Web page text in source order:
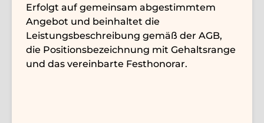
Erfolgt auf gemeinsam abgestimmtem
Angebot und beinhaltet die
Leistungsbeschreibung gemäß der AGB,
die Positionsbezeichnung mit Gehaltsrange
und das vereinbarte Festhonorar.